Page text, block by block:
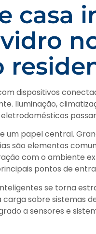
casa
dispositivos
Iluminação,
um papel central.
são elementos
com o ambiente
pontos de
se torna
sobre sistemas
a sensores e